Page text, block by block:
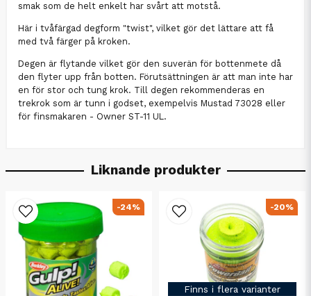
smak som de helt enkelt har svårt att motstå.
Här i tvåfärgad degform "twist", vilket gör det lättare att få
med två färger på kroken.
Degen är flytande vilket gör den suverän för bottenmete då
den flyter upp från botten. Förutsättningen är att man inte har
en för stor och tung krok. Till degen rekommenderas en
trekrok som är tunn i godset, exempelvis Mustad 73028 eller
för finsmakaren - Owner ST-11 UL.
Liknande produkter
-24%
Finns i flera varianter
-20%